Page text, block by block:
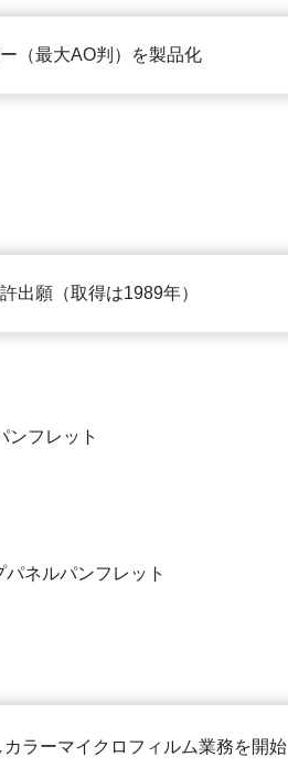
（最大AO判）を製品化
出願（取得は1989年）
ンフレット
ネルパンフレット
ラーマイクロフィルム業務を開始